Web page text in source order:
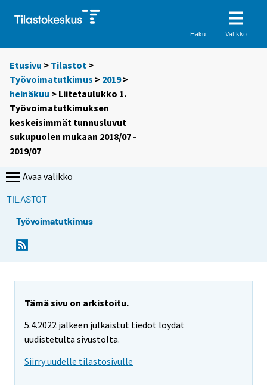
Haku Valikko
Etusivu > Tilastot >
Työvoimatutkimus > 2019>
heinäkuu > Liitetaulukko 1.
Työvoimatutkimuksen
keskeisimmät tunnusluvut
sukupuolen mukaan 2018/07 -
2019/07
Avaa valikko
TILASTOT
Työvoimatutkimus
Tämä sivu on arkistoitu.
5.4.2022 jälkeen julkaistut tiedot löydät
uudistetulta sivustolta.
Siirry uudelle tilastosivulle